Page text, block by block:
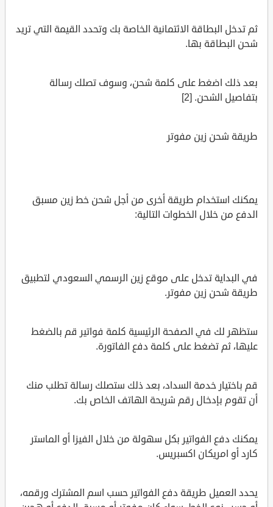
ثم تدخل البطاقة الائتمانية الخاصة بك وتحدد القيمة التي تريد
شحن البطاقة بها.
بعد ذلك اضغط على كلمة شحن، وسوف تصلك رسالة
بتفاصيل الشحن. [2]
طريقة شحن زين مفوتر
يمكنك استخدام طريقة أخرى من أجل شحن خط زين مسبق
الدفع من خلال الخطوات التالية:
في البداية تدخل على موقع زين الرسمي السعودي لتطبيق
طريقة شحن زين مفوتر.
ستظهر لك في الصفحة الرئيسية كلمة فواتير قم بالضغط
عليها، ثم تضغط على كلمة دفع الفاتورة.
قم باختيار خدمة السداد، بعد ذلك ستصلك رسالة تطلب منك
أن تقوم بإدخال رقم شريحة الهاتف الخاص بك.
يمكنك دفع الفواتير بكل سهولة من خلال الفيزا أو الماستر
كارد أو امريكان اكسبريس.
يحدد العميل طريقة دفع الفواتير حسب اسم المشترك ورقمه،